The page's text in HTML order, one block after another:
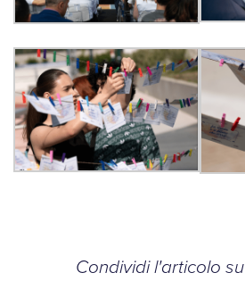
Condividi l'articolo su